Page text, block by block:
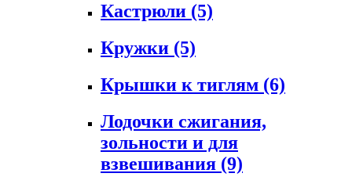
Кастрюли (5)
Кружки (5)
Крышки к тиглям (6)
Лодочки сжигания,
зольности и для
взвешивания (9)